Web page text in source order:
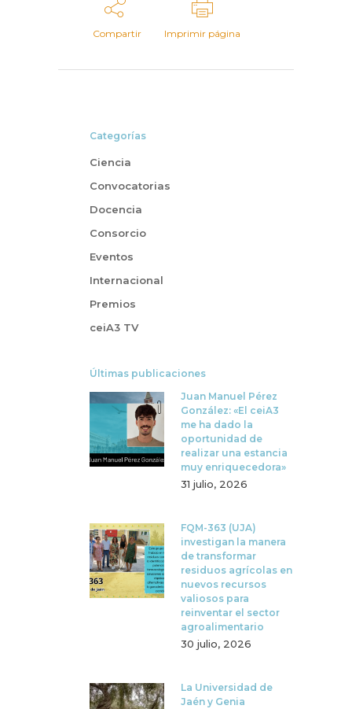
Compartir Imprimir página
Categorías
Ciencia
Convocatorias
Docencia
Consorcio
Eventos
Internacional
Premios
ceiA3 TV
Últimas publicaciones
Juan Manuel Pérez
González: «El ceiA3
me ha dado la
oportunidad de
realizar una estancia
muy enriquecedora»
31 julio, 2026
FQM-363 (UJA)
investigan la manera
de transformar
residuos agrícolas en
nuevos recursos
valiosos para
reinventar el sector
agroalimentario
30 julio, 2026
La Universidad de
Jaén y Genia